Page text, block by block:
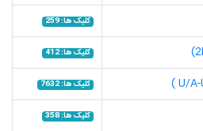
کلیک ها: 259
کلیک ها: 412
کلیک ها: 7632
کلیک ها: 358